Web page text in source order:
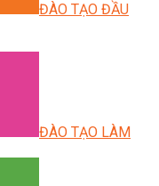
ĐÀO TẠO ĐẦU
ĐÀO TẠO LÀM